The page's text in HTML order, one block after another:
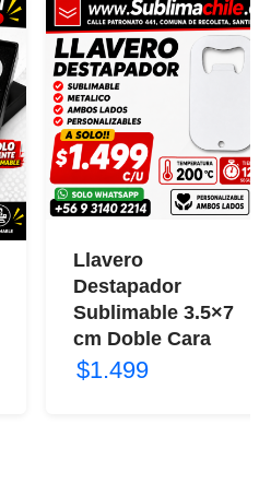
Llavero
Destapador
Sublimable 3.5×7
cm Doble Cara
$1.499